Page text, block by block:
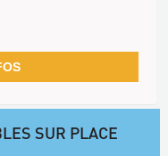
SUR PLACE